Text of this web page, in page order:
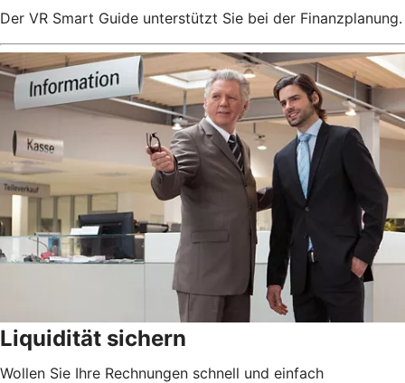
Der VR Smart Guide unterstützt Sie bei der Finanzplanung.
Liquidität sichern
Wollen Sie Ihre Rechnungen schnell und einfach